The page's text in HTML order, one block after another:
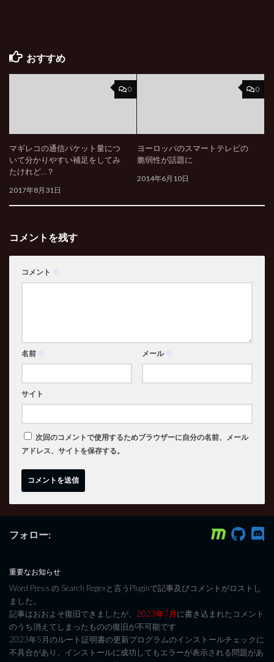
おすすめ
0
マギレコの通信パケット量につ
いて分かりやすい補足をしてみ
たけれど…？
2017年8月31日
0
ヨーロッパのスマートテレビの
脆弱性が話題に
2014年6月10日
コメントを残す
コメント ※
名前 ※ メール ※
サイト
次回のコメントで使用するためブラウザーに自分の名前、メール
アドレス、サイトを保存する。
フォロー:
重要なお知らせ
Word Press の Search Regexと言うPluginで記事及びコメントがロストし
ました。
記事はおおよそ復旧できましたが、 2023年7月に書き込まれたコメント
のうち消えてしまったものの復旧が不可能です
2023年5月のルート証明書の更新プログラムのインストールチェックに
不具合があり、インストールに成功してもエラーが表示される問題があ